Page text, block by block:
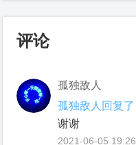
评论
孤独敌人
孤独敌人回复了
谢谢
2021-06-05 19:26